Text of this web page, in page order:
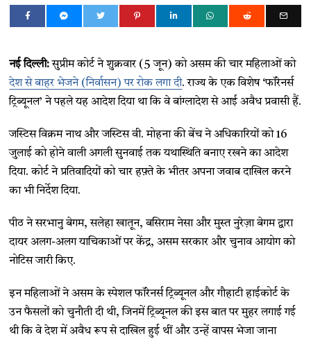
नई दिल्ली:सुप्रीम कोर्ट ने शुक्रवार (5 जून) को असम की चार महिलाओं को
देश से बाहर भेजने (निर्वासन) पर रोक लगा दी. राज्य के एक विशेष ‘फॉरेनर्स
ट्रिब्यूनल’ ने पहले यह आदेश दिया था कि वे बांग्लादेश से आई अवैध प्रवासी हैं.
जस्टिस विक्रम नाथ और जस्टिस वी. मोहना की बेंच ने अधिकारियों को 16
जुलाई को होने वाली अगली सुनवाई तक यथास्थिति बनाए रखने का आदेश
दिया. कोर्ट ने प्रतिवादियों को चार हफ़्ते के भीतर अपना जवाब दाखिल करने
का भी निर्देश दिया.
पीठ ने सरभानु बेगम, सलेहा खातून, बसिराम नेसा और मुस्त नुरेज़ा बेगम द्वारा
दायर अलग-अलग याचिकाओं पर केंद्र, असम सरकार और चुनाव आयोग को
नोटिस जारी किए.
इन महिलाओं ने असम के स्पेशल फॉरेनर्स ट्रिब्यूनल और गौहाटी हाईकोर्ट के
उन फैसलों को चुनौती दी थी, जिनमें ट्रिब्यूनल की इस बात पर मुहर लगाई गई
थी कि वे देश में अवैध रूप से दाखिल हुई थीं और उन्हें वापस भेजा जाना